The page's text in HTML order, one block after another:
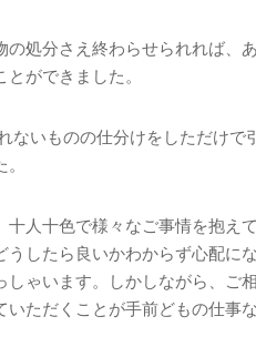
の処分さえ終わらせられれば、
とができました。
ないものの仕分けをしただけで
十人十色で様々なご事情を抱え
うしたら良いかわからず心配に
しゃいます。しかしながら、ご
いただくことが手前どもの仕事